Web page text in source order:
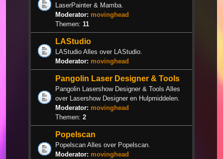
LaserPainter & Mamba.
Moderator: movinghead
Themen: 11
LAStudio
LAStudio Alles over LAStudio.
Moderator: movinghead
Pangolin Laser Designer & Tools
Pangolin Lasershow Designer & Tools Alles
over Lasershow Designer en Hulpmiddelen.
Moderator: movinghead
Themen: 2
Popelscan
Popelscan Alles over Popelscan.
Moderator: movinghead